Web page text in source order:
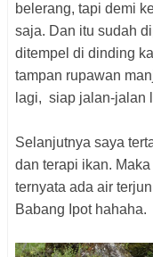
belerang, tapi demi
saja. Dan itu sudah
ditempel di dinding
tampan rupawan
lagi, siap jalan-jalan
Selanjutnya saya
dan terapi ikan.
ternyata ada air
Babang Ipot hahaha.